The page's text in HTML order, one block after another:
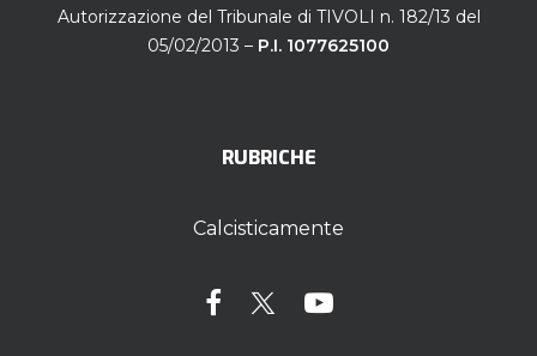
Autorizzazione del Tribunale di TIVOLI n. 182/13 del
05/02/2013 – P.I. 1077625100
RUBRICHE
Calcisticamente